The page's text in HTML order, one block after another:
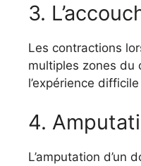
3.
Les contractions
multiples zones du
l’expérience
4.
L’amputation